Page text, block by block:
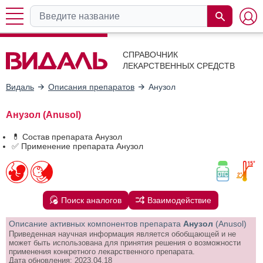
СПРАВОЧНИК
ЛЕКАРСТВЕННЫХ СРЕДСТВ
Видаль Описания препаратов Анузол
Анузол (Anusol)
💊 Состав препарата Анузол
✅ Применение препарата Анузол
Поиск аналогов Взаимодействие
Описание активных компонентов препарата Анузол (Anusol)
Приведенная научная информация является обобщающей и не
может быть использована для принятия решения о возможности
применения конкретного лекарственного препарата.
Дата обновления: 2023.04.18